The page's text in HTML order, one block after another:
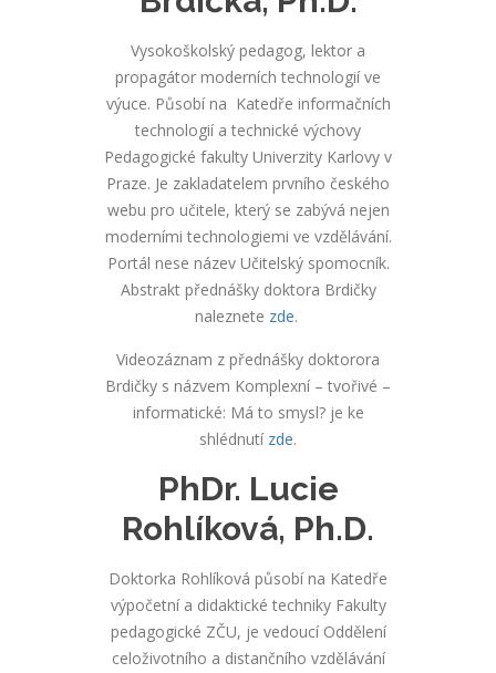
Vysokoškolský pedagog, lektor a
propagátor moderních technologií ve
výuce. Působí na Katedře informačních
technologií a technické výchovy
Pedagogické fakulty Univerzity Karlovy v
Praze. Je zakladatelem prvního českého
webu pro učitele, který se zabývá nejen
moderními technologiemi ve vzdělávání.
Portál nese název Učitelský spomocník.
Abstrakt přednášky doktora Brdičky
naleznete zde.
Videozáznam z přednášky doktorora
Brdičky s názvem Komplexní – tvořivé –
informatické: Má to smysl? je ke
shlédnutí zde.
PhDr. Lucie
Rohlíková, Ph.D.
Doktorka Rohlíková působí na Katedře
výpočetní a didaktické techniky Fakulty
pedagogické ZČU, je vedoucí Oddělení
celoživotního a distančního vzdělávání